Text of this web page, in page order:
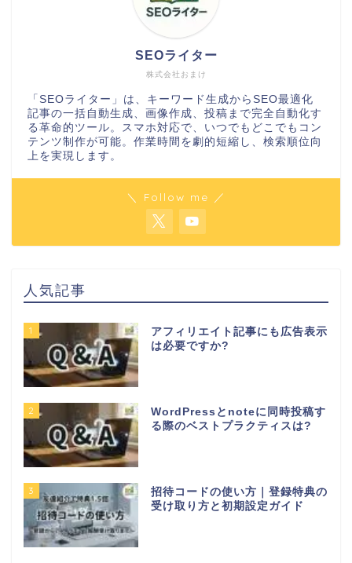
株式会社おまけ
SEOライター
「SEOライター」は、キーワード生成からSEO最適化
記事の一括自動生成、画像作成、投稿まで完全自動化す
る革命的ツール。スマホ対応で、いつでもどこでもコン
テンツ制作が可能。作業時間を劇的短縮し、検索順位向
上を実現します。
＼ Follow me ／
人気記事
1
アフィリエイト記事にも広告表示
は必要ですか?
2
WordPressとnoteに同時投稿す
る際のベストプラクティスは?
3
招待コードの使い方｜登録特典の
受け取り方と初期設定ガイド